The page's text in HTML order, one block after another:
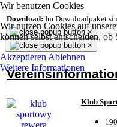
Wir benutzen Cookies
Wir nutzen Cookies auf
können selbst entscheiden,
Akzeptieren Ablehnen
Weitere Informationen
Download: Im Downloadpaket
×
×
Klub